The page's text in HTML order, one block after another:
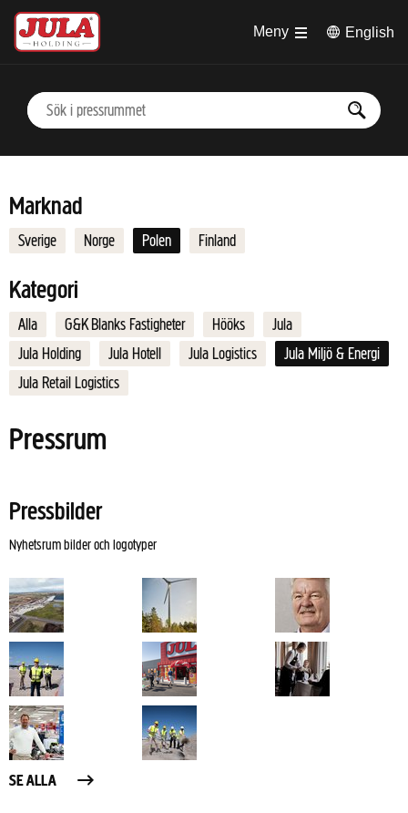
Hoppa till huvudinnehåll
Meny
English
Marknad
Sverige Norge Polen Finland
Kategori
Alla G&K Blanks Fastigheter Hööks
Jula
Jula Holding
Jula Hotell Jula Logistics
Jula Miljö & Energi
Jula Retail Logistics
Pressrum
Pressbilder
Nyhetsrum bilder och logotyper
SE ALLA